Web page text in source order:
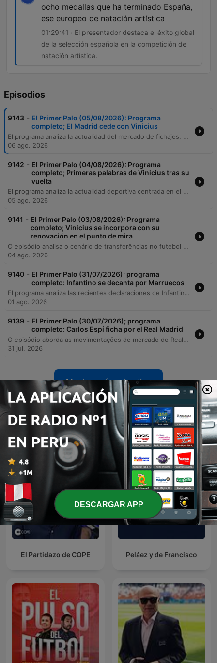
ocho medallas que ha terminado España,
ese europeo de natación artística
01:29:41 · El presentador destaca el éxito global
de la selección española en la competición de
natación artística.
Episodios
9143 - El Primer Palo (05/08/2026): Programa
completo; El Madrid cede con Vinicius
El programa analiza la actualidad del mercado de fichajes, centrándose en las negociaciones del Barcelona por Julián Álvarez y la compleja renovación de Vinicius Jr. con el Real Madrid, evaluando el impacto financiero de nuevas incorporaciones como Diomandé. Además, se debate sobre la gestión política de la FIFA y la organización del Mundial 2030, para luego transicionar hacia una crónica histórica sobre los orígenes de la petanca y un repaso por los éxitos de la delegación española en las competiciones europeas de natación artística.
06 ago. 2026
9142 - El Primer Palo (04/08/2026): Programa
completo; Primeras palabras de Vinicius tras su
vuelta
El programa analiza la actualidad deportiva centrada en el mercado de fichajes, con un debate profundo sobre la situación contractual de Vinicius Jr. en el Real Madrid y la influencia de agencias como Roc Nation. Se examinan las estrategias de contratación del club blanco, priorizando perfiles tácticos frente a nombres mediáticos, y se comentan movimientos clave en equipos como el Atlético de Madrid, el Barcelona y el Valencia Basket. Además, se repasa la actualidad de otras disciplinas, incluyendo el éxito de Iris Tío en natación, la situación de las instalaciones del Rayo Vallecano y los cambios en la Liga Endesa de baloncesto. El episodio concluye con un repaso por diversas noticias internacionales de ciclismo, tenis y fútbol femenino.
05 ago. 2026
9141 - El Primer Palo (03/08/2026): Programa
completo; Vinicius se incorpora con su
renovación en el punto de mira
O episódio analisa o cenário de transferências no futebol europeu, com foco na possível saída de Vinícius Jr. do Real Madrid para o Arsenal e a chegada de Bernardo Silva ao clube merengue. Discute-se também a incerteza sobre o futuro de Ferran Torres no Barcelona e a necessidade de um novo centroavante para a equipe catalã. No âmbito do ciclismo, o programa aborda a participação de Tadej Pogačar na Vuelta a España em busca da 'triple corona' e os desafios impostos pelo calor extremo. O debate encerra com reflexões sobre o impacto das alterações climáticas no calendário desportivo e a importância dos Jogos Olímpicos.
04 ago. 2026
9140 - El Primer Palo (31/07/2026); programa
completo: Infantino se decanta por Marruecos
El programa analiza las recientes declaraciones de Infantino sobre el Mundial 2030 y la posible privatización de la FIFA, así como la dimisión de su asesor Carlos Cordeiro. Se debate sobre la creciente mercantilización del fútbol y la pérdida de protagonismo de España en la candidatura conjunta. En el ámbito de clubes, se examina la situación de varios futbolistas del Real Madrid, incluyendo el futuro de Mastantuono, las dudas sobre Avilés y el posible traspaso de Vinicius Jr. al Arsenal tras la llegada de Mbappé. Finalmente, se aborda la crisis institucional y de infraestructura del Rayo Vallecano debido a problemas de seguridad en su estadio.
01 ago. 2026
9139 - El Primer Palo (30/07/2026); programa
completo: Carlos Espí ficha por el Real Madrid
O episódio aborda as movimentações de mercado do Real Madrid, com destaque para a transferência relâmpago de Carlos Espí e o debate sobre a gestão de talentos da cantera, incluindo as saídas de Gonzalo García e César Palacios. Analisamos também os desafios financeiros e competitivos do Barcelona e as investigações da Federação Espanhola sobre negociações recentes. A programação inclui ainda uma entrevista com o jogador Iván Pérez sobre a realidade das divisões inferiores e a importância da educação para o pós-carreira, encerrando com um boletim de notícias desportivas que cobre atualizações sobre arbitragem, basquetebol, ciclismo e natação.
31 jul. 2026
Mostrar más episodios
Más podcasts de Deportes
Ver todo
El Partidazo de COPE Peláez y de Francisco
DESCARGAR APP